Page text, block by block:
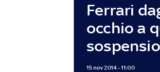
Ferrari
occhio a
15 nov 2014 - 11:00